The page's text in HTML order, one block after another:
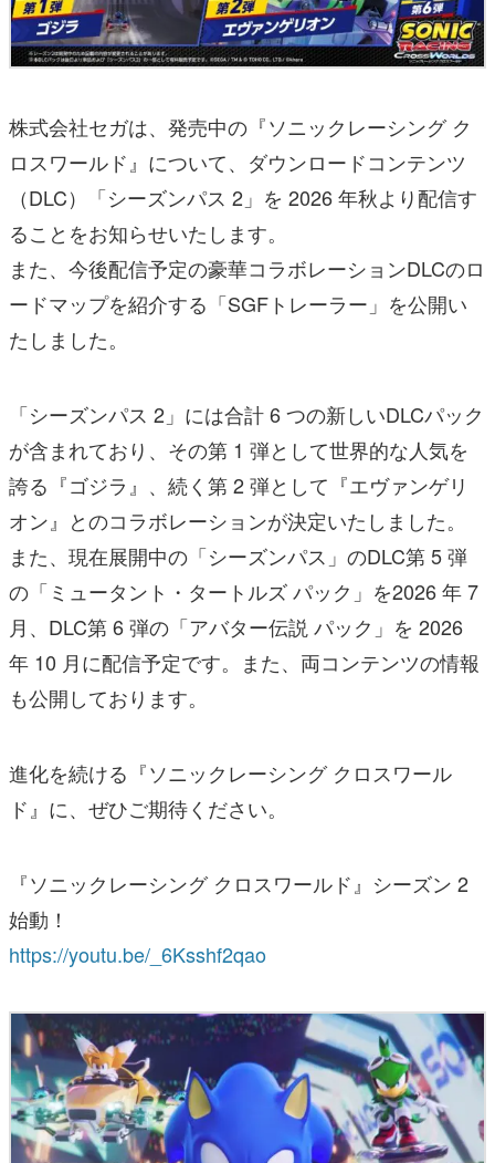
株式会社セガは、発売中の『ソニックレーシング ク
ロスワールド』について、ダウンロードコンテンツ
（DLC）「シーズンパス 2」を 2026 年秋より配信す
ることをお知らせいたします。
また、今後配信予定の豪華コラボレーションDLCのロ
ードマップを紹介する「SGFトレーラー」を公開い
たしました。
「シーズンパス 2」には合計 6 つの新しいDLCパック
が含まれており、その第 1 弾として世界的な人気を
誇る『ゴジラ』、続く第 2 弾として『エヴァンゲリ
オン』とのコラボレーションが決定いたしました。
また、現在展開中の「シーズンパス」のDLC第 5 弾
の「ミュータント・タートルズ パック」を2026 年 7
月、DLC第 6 弾の「アバター伝説 パック」を 2026
年 10 月に配信予定です。また、両コンテンツの情報
も公開しております。
進化を続ける『ソニックレーシング クロスワール
ド』に、ぜひご期待ください。
『ソニックレーシング クロスワールド』シーズン 2
始動！
https://youtu.be/_6Ksshf2qao